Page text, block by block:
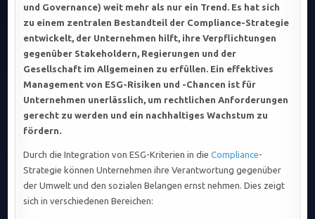
und Governance) weit mehr als nur ein Trend. Es hat sich
zu einem zentralen Bestandteil der Compliance-Strategie
entwickelt, der Unternehmen hilft, ihre Verpflichtungen
gegenüber Stakeholdern, Regierungen und der
Gesellschaft im Allgemeinen zu erfüllen. Ein effektives
Management von ESG-Risiken und -Chancen ist für
Unternehmen unerlässlich, um rechtlichen Anforderungen
gerecht zu werden und ein nachhaltiges Wachstum zu
fördern.
Durch die Integration von ESG-Kriterien in dieCompliance-
Strategie können Unternehmen ihre Verantwortung gegenüber
der Umwelt und den sozialen Belangen ernst nehmen. Dies zeigt
sich in verschiedenen Bereichen: